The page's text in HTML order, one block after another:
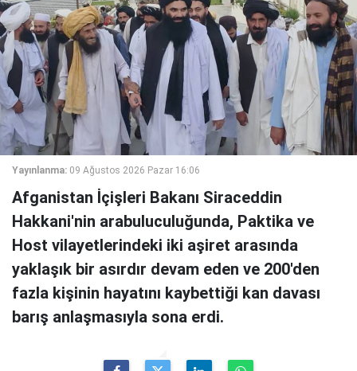
Yayınlanma: 09 Ağustos 2026 Pazar 16:06
Afganistan İçişleri Bakanı Siraceddin
Hakkani'nin arabuluculuğunda, Paktika ve
Host vilayetlerindeki iki aşiret arasında
yaklaşık bir asırdır devam eden ve 200'den
fazla kişinin hayatını kaybettiği kan davası
barış anlaşmasıyla sona erdi.